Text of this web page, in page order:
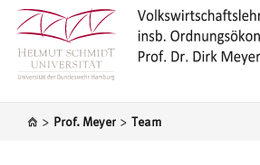
> Prof. Meyer > Team